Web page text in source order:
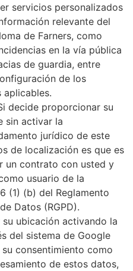
servicios personalizados
relevante del
de Farners, como
en la vía pública
de guardia, entre
de los
aplicables.
decide proporcionar su
sin activar la
jurídico de este
de localización es que es
un contrato con usted y
usuario de la
(1) (b) del Reglamento
Datos (RGPD).
ubicación activando la
del sistema de Google
consentimiento como
de estos datos,